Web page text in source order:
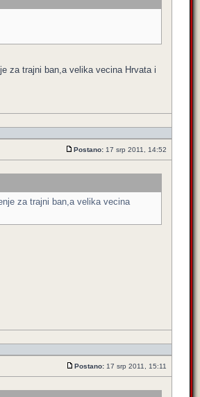
za trajni ban,a velika vecina Hrvata i
Postano: 17 srp 2011, 14:52
za trajni ban,a velika vecina
Postano: 17 srp 2011, 15:11